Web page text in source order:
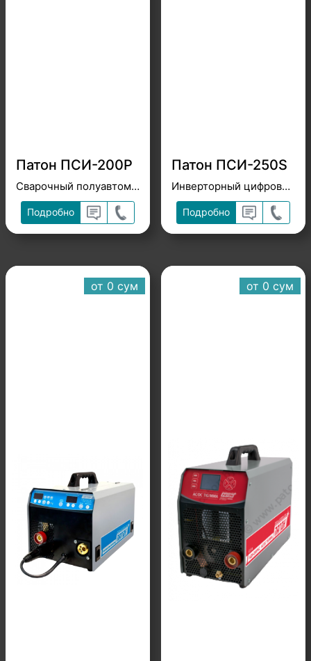
Патон ПСИ-200P
Сварочный полуавтомат
Подробно
Патон ПСИ-250S
Инверторный цифровой полуавтомат
Подробно
от 0 cум от 0 cум